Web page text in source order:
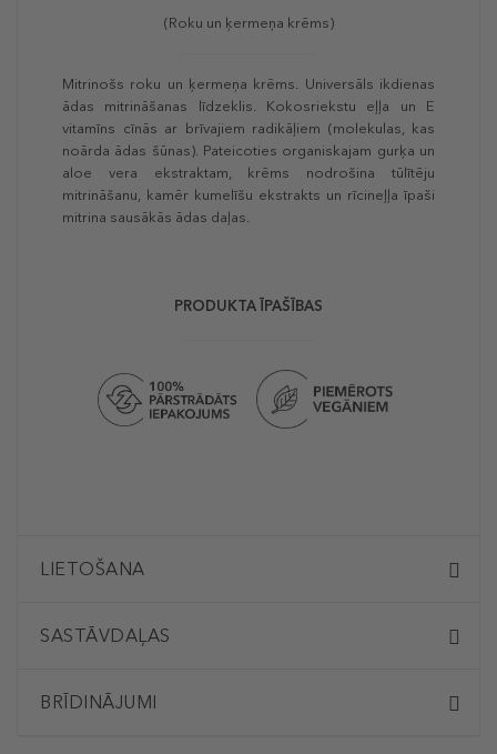
(Roku un ķermeņa krēms)
Mitrinošs roku un ķermeņa krēms. Universāls ikdienas
ādas mitrināšanas līdzeklis. Kokosriekstu eļļa un E
vitamīns cīnās ar brīvajiem radikāļiem (molekulas, kas
noārda ādas šūnas). Pateicoties organiskajam gurķa un
aloe vera ekstraktam, krēms nodrošina tūlītēju
mitrināšanu, kamēr kumelīšu ekstrakts un rīcineļļa īpaši
mitrina sausākās ādas daļas.
PRODUKTA ĪPAŠĪBAS
LIETOŠANA
SASTĀVDAĻAS
BRĪDINĀJUMI